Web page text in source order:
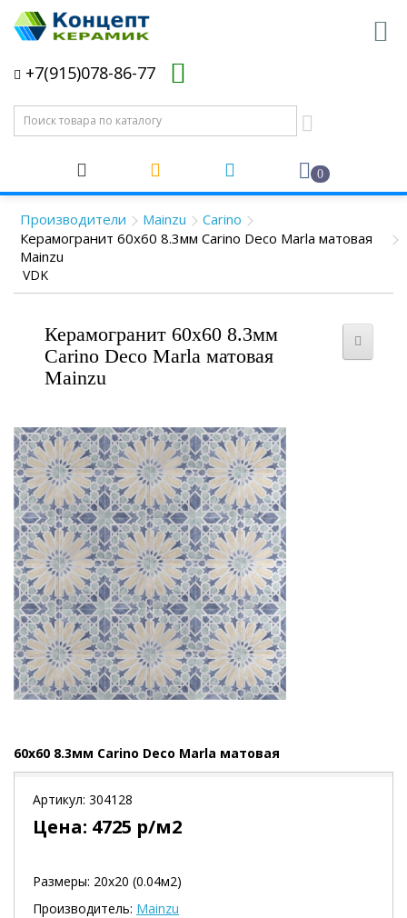
+7(915)078-86-77
0
Производители Mainzu
Carino
Керамогранит 60x60 8.3мм Carino Deco Marla матовая
Mainzu
VDK
Керамогранит 60x60 8.3мм
Carino Deco Marla матовая
Mainzu
60x60 8.3мм Carino Deco Marla матовая
Артикул: 304128
Цена: 4725 р/м2
Размеры: 20х20 (0.04м2)
Производитель: Mainzu